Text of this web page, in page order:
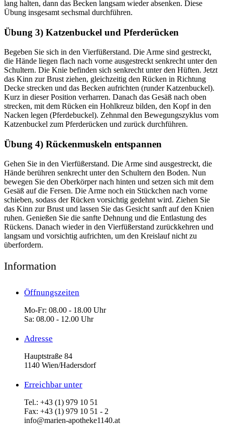
lang halten, dann das Becken langsam wieder absenken. Diese
Übung insgesamt sechsmal durchführen.
Übung 3) Katzenbuckel und Pferderücken
Begeben Sie sich in den Vierfüßerstand. Die Arme sind gestreckt,
die Hände liegen flach nach vorne ausgestreckt senkrecht unter den
Schultern. Die Knie befinden sich senkrecht unter den Hüften. Jetzt
das Kinn zur Brust ziehen, gleichzeitig den Rücken in Richtung
Decke strecken und das Becken aufrichten (runder Katzenbuckel).
Kurz in dieser Position verharren. Danach das Gesäß nach oben
strecken, mit dem Rücken ein Hohlkreuz bilden, den Kopf in den
Nacken legen (Pferdebuckel). Zehnmal den Bewegungszyklus vom
Katzenbuckel zum Pferderücken und zurück durchführen.
Übung 4) Rückenmuskeln entspannen
Gehen Sie in den Vierfüßerstand. Die Arme sind ausgestreckt, die
Hände berühren senkrecht unter den Schultern den Boden. Nun
bewegen Sie den Oberkörper nach hinten und setzen sich mit dem
Gesäß auf die Fersen. Die Arme noch ein Stückchen nach vorne
schieben, sodass der Rücken vorsichtig gedehnt wird. Ziehen Sie
das Kinn zur Brust und lassen Sie das Gesicht sanft auf den Knien
ruhen. Genießen Sie die sanfte Dehnung und die Entlastung des
Rückens. Danach wieder in den Vierfüßerstand zurückkehren und
langsam und vorsichtig aufrichten, um den Kreislauf nicht zu
überfordern.
Information
Öffnungszeiten
Mo-Fr: 08.00 - 18.00 Uhr
Sa: 08.00 - 12.00 Uhr
Adresse
Hauptstraße 84
1140 Wien/Hadersdorf
Erreichbar unter
Tel.: +43 (1) 979 10 51
Fax: +43 (1) 979 10 51 - 2
info@marien-apotheke1140.at